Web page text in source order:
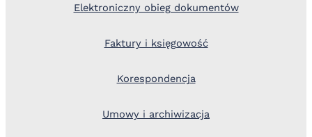
Elektroniczny obieg dokumentów
Faktury i księgowość
Korespondencja
Umowy i archiwizacja